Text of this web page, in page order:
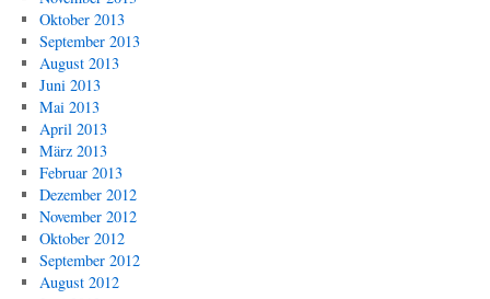
Oktober 2013
September 2013
August 2013
Juni 2013
Mai 2013
April 2013
März 2013
Februar 2013
Dezember 2012
November 2012
Oktober 2012
September 2012
August 2012